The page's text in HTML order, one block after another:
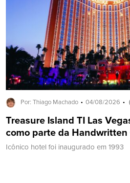
Por: Thiago Machado 04/08/2026
Treasure Island TI Las
como parte da
Icônico hotel foi inaugurado em 1993